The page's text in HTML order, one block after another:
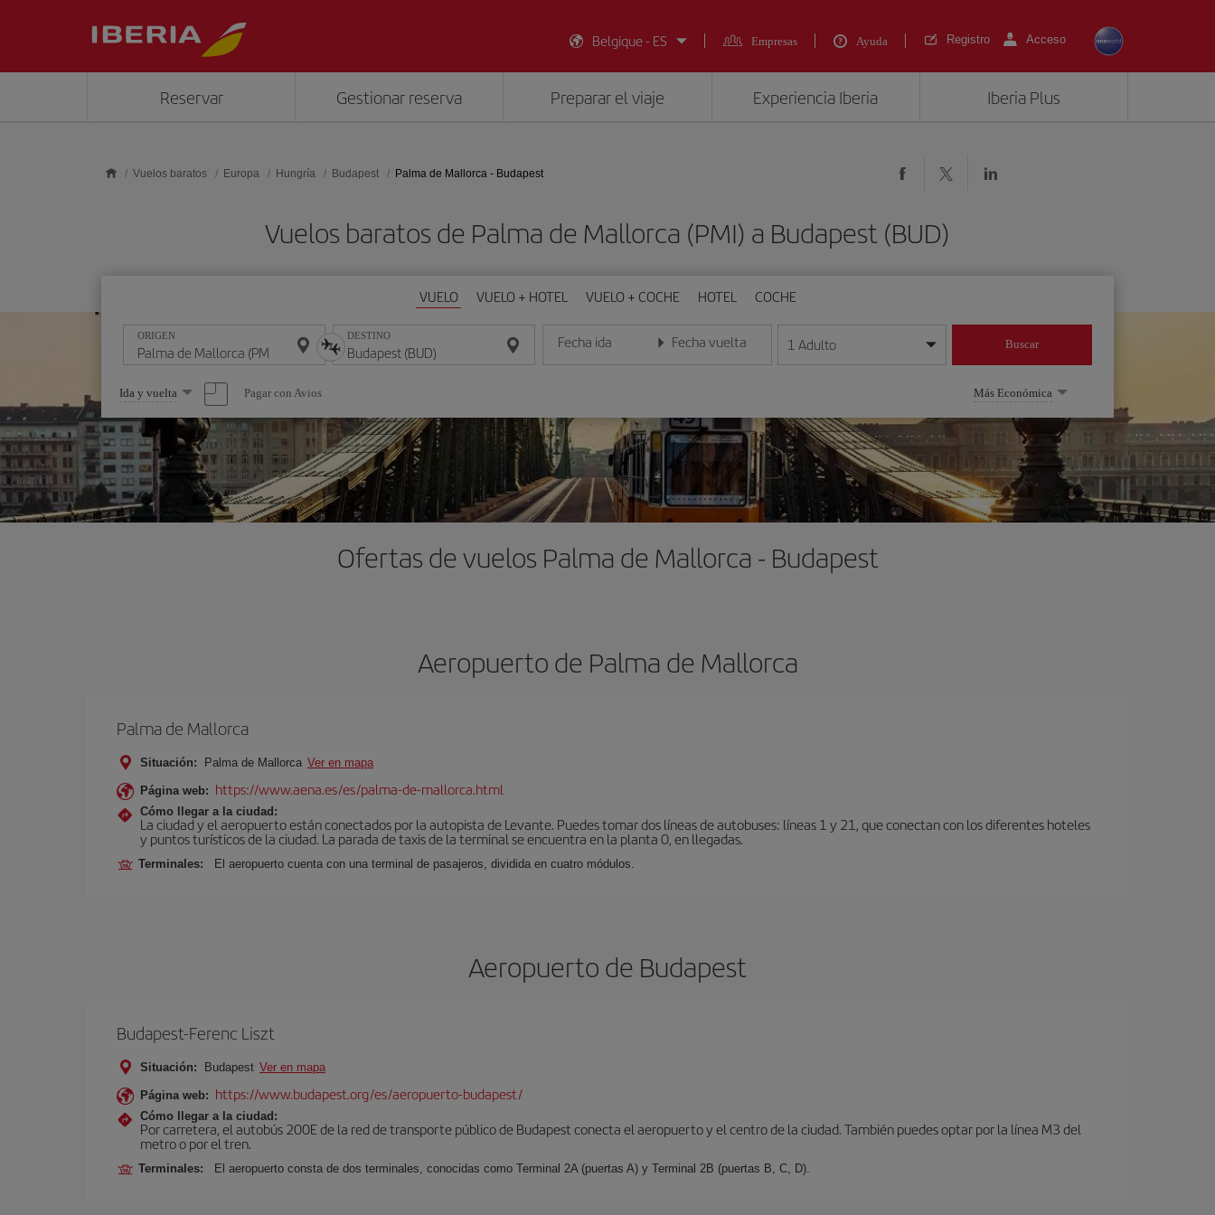
Belgique - ES
Empresas Ayuda Registro Acceso
Reservar Gestionar reserva Preparar el viaje Experiencia Iberia Iberia Plus
Vuelos baratos Europa Hungría Budapest Palma de Mallorca - Budapest
Vuelos baratos de Palma de Mallorca (PMI) a Budapest (BUD)
VUELO VUELO + HOTEL VUELO + COCHE HOTEL COCHE
ORIGEN DESTINO Fecha ida
Introduce la fecha en formato día/mes/año
Fecha vuelta
Introduce la fecha en formato día/mes/año
1 Adulto Buscar
Seleccione
una
opción
Ida y vuelta Pagar con Avios Más Económica
Ofertas de vuelos Palma de Mallorca - Budapest
Aeropuerto de Palma de Mallorca
Palma de Mallorca
Situación: Palma de Mallorca Ver en mapa
Página web: https://www.aena.es/es/palma-de-mallorca.html
Cómo llegar a la ciudad:
La ciudad y el aeropuerto están conectados por la autopista de Levante. Puedes tomar dos líneas de autobuses: líneas 1 y 21, que conectan con los diferentes hoteles
y puntos turísticos de la ciudad. La parada de taxis de la terminal se encuentra en la planta 0, en llegadas.
Terminales: El aeropuerto cuenta con una terminal de pasajeros, dividida en cuatro módulos.
Aeropuerto de Budapest
Budapest-Ferenc Liszt
Situación: Budapest Ver en mapa
Página web: https://www.budapest.org/es/aeropuerto-budapest/
Cómo llegar a la ciudad:
Por carretera, el autobús 200E de la red de transporte público de Budapest conecta el aeropuerto y el centro de la ciudad. También puedes optar por la línea M3 del
metro o por el tren.
Terminales: El aeropuerto consta de dos terminales, conocidas como Terminal 2A (puertas A) y Terminal 2B (puertas B, C, D).